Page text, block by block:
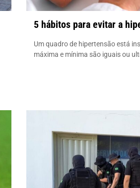
5 hábitos para evitar a
Um quadro de hipertensão está
máxima e mínima são iguais ou